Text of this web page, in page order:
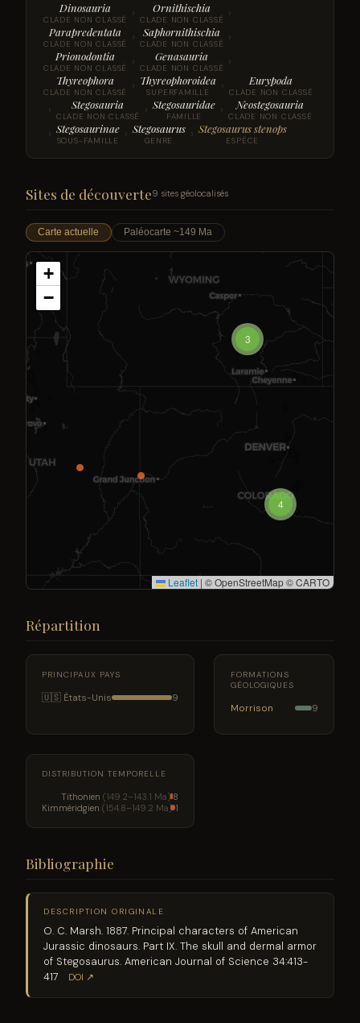
Dinosauria
CLADE NON CLASSÉ › Ornithischia
CLADE NON CLASSÉ ›
Parapredentata
CLADE NON CLASSÉ › Saphornithischia
CLADE NON CLASSÉ ›
Prionodontia
CLADE NON CLASSÉ › Genasauria
CLADE NON CLASSÉ ›
Thyreophora
CLADE NON CLASSÉ › Thyreophoroidea
SUPERFAMILLE › Eurypoda
CLADE NON CLASSÉ
› Stegosauria
CLADE NON CLASSÉ › Stegosauridae
FAMILLE › Neostegosauria
CLADE NON CLASSÉ
› Stegosaurinae
SOUS-FAMILLE › Stegosaurus
GENRE › Stegosaurus stenops
ESPÈCE
Sites de découverte9 sites géolocalisés
Carte actuelle Paléocarte ~149 Ma
4
3
+
−
Leaflet | © OpenStreetMap © CARTO
Répartition
PRINCIPAUX PAYS
🇺🇸 États-Unis 9
FORMATIONS
GÉOLOGIQUES
Morrison 9
DISTRIBUTION TEMPORELLE
Tithonien (149.2–143.1 Ma) 8
Kimméridgien (154.8–149.2 Ma) 1
Bibliographie
DESCRIPTION ORIGINALE
O. C. Marsh. 1887. Principal characters of American
Jurassic dinosaurs. Part IX. The skull and dermal armor
of Stegosaurus. American Journal of Science 34:413-
417
DOI ↗